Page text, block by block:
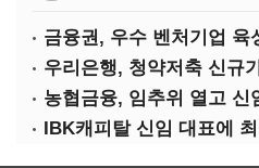
IBK캐피탈 신임 대표에